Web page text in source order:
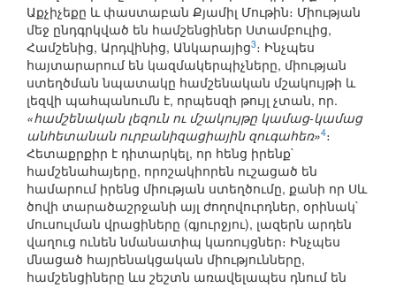
Աքչիչեքը և փաստաբան Քյամիլ Մութին։ Միության
մեջ ընդգրկված են համշենցիներ Ստամբուլից,
Համշենից, Արդվինից, Անկարայից3։ Ինչպես
հայտարարում են կազմակերպիչները, միության
ստեղծման նպատակը համշենական մշակույթի և
լեզվի պահպանումն է, որպեսզի թույլ չտան, որ.
«համշենական լեզուն ու մշակույթը կամաց-կամաց
անհետանան ուրբանիզացիային զուգահեռ»4։
Հետաքրքիր է դիտարկել, որ հենց իրենք`
համշենահայերը, որոշակիորեն ուշացած են
համարում իրենց միության ստեղծումը, քանի որ Սև
ծովի տարածաշրջանի այլ ժողովուրդներ, օրինակ`
մուսուլման վրացիները (գյուրջյու), լազերն արդեն
վաղուց ունեն նմանատիպ կառույցներ։ Ինչպես
մնացած հայրենակցական միությունները,
համշենցիները ևս շեշտն առավելապես դնում են